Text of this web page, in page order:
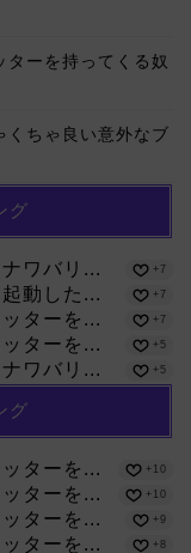
ターを持ってくる奴
くちゃ良い意外なブ
グ
ワバリ... +7
動した... +7
ターを... +7
ターを... +5
ワバリ... +5
グ
ターを... +10
ターを... +10
ターを... +9
ターを... +8